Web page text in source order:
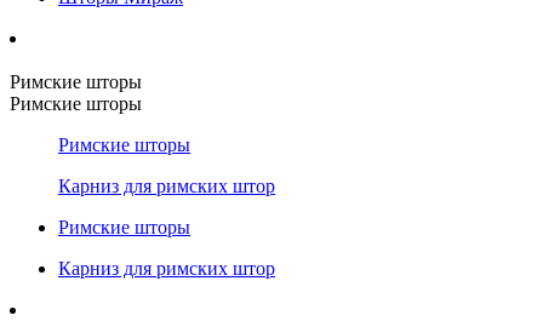
Римские шторы
Римские шторы
Римские шторы
Карниз для римских штор
Римские шторы
Карниз для римских штор